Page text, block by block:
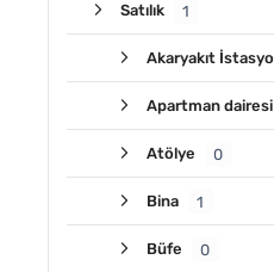
Satılık 1
Akaryakıt
Apartman dairesi
Atölye 0
Bina 1
Büfe 0